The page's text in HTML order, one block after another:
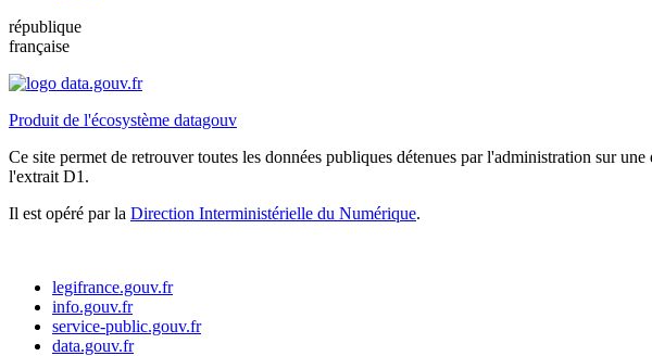
république
française
Produit de l'écosystème datagouv
Ce site permet de retrouver toutes les données publiques détenues par l'administration sur
l'extrait D1.
Il est opéré par la Direction Interministérielle du Numérique.
legifrance.gouv.fr
info.gouv.fr
service-public.gouv.fr
data.gouv.fr